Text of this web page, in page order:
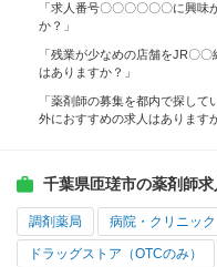
「求人番号〇〇〇〇〇〇に興
か？」
「残業が少なめの店舗をJR〇
はありますか？」
「薬剤師の募集を都内で探し
外におすすめの求人はあります
千葉県匝瑳市の薬剤師
調剤薬局 病院・クリニック
ドラッグストア（OTCのみ）